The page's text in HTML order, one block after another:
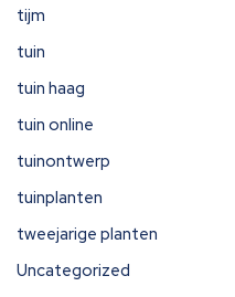
tijm
tuin
tuin haag
tuin online
tuinontwerp
tuinplanten
tweejarige planten
Uncategorized